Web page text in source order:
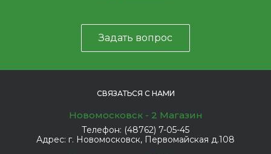
Задать вопрос
СВЯЗАТЬСЯ С НАМИ
Новомосковск - 2 Магазин
Телефон: (48762) 7-05-45
Адрес: г. Новомосковск, Первомайская д.108